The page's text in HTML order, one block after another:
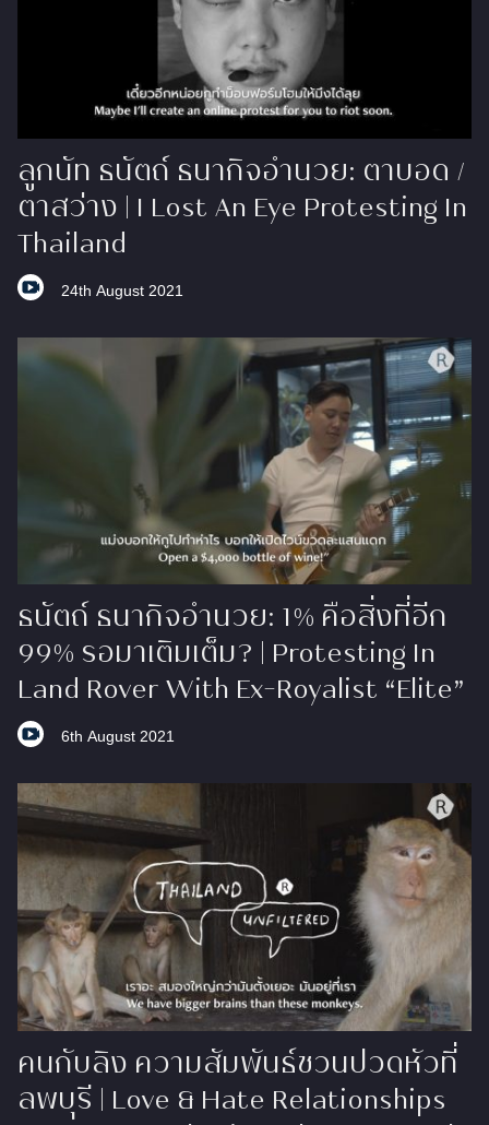
ลูกนัท ธนัตถ์ ธนากิจอำนวย: ตาบอด /
ตาสว่าง | I Lost An Eye Protesting ​In
Thailand
24th August 2021
ธนัตถ์ ธนากิจอำนวย: 1% คือสิ่งที่อีก
99% รอมาเติมเต็ม? | Protesting In
Land Rover With Ex-Royalist “Elite”
6th August 2021
คนกับลิง ความสัมพันธ์ชวนปวดหัวที่
ลพบุรี | Love & Hate Relationships